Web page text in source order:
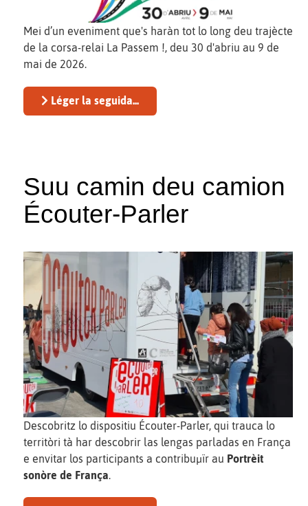
Mei d’un eveniment que's haràn tot lo long deu trajècte
de la corsa-relai La Passem !, deu 30 d'abriu au 9 de
mai de 2026.
Léger la seguida...
Suu camin deu camion
Écouter-Parler
Descobritz lo dispositiu Écouter-Parler, qui trauca lo
territòri tà har descobrir las lengas parladas en França
e envitar los participants a contribuµïr au Portrèit
sonòre de França